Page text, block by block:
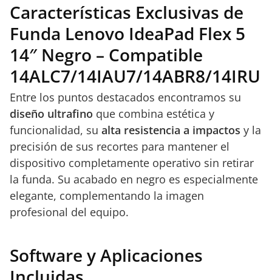
Características Exclusivas de
Funda Lenovo IdeaPad Flex 5
14″ Negro – Compatible
14ALC7/14IAU7/14ABR8/14IRU
Entre los puntos destacados encontramos su
diseño ultrafino que combina estética y
funcionalidad, su alta resistencia a impactos y la
precisión de sus recortes para mantener el
dispositivo completamente operativo sin retirar
la funda. Su acabado en negro es especialmente
elegante, complementando la imagen
profesional del equipo.
Software y Aplicaciones